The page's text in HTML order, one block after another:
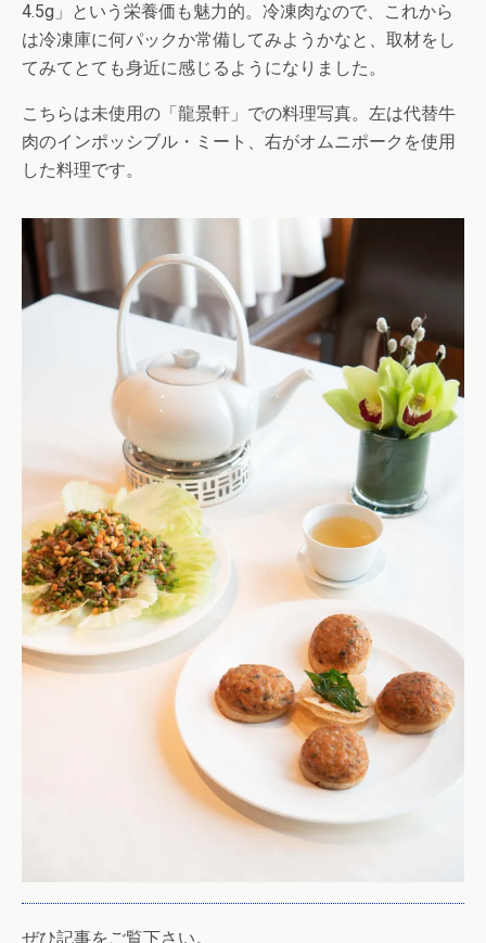
4.5g」という栄養価も魅力的。冷凍肉なので、これから
は冷凍庫に何パックか常備してみようかなと、取材をし
てみてとても身近に感じるようになりました。
こちらは未使用の「龍景軒」での料理写真。左は代替牛
肉のインポッシブル・ミート、右がオムニポークを使用
した料理です。
ぜひ記事をご覧下さい。